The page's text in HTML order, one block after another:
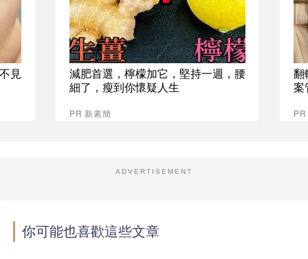
見
減肥首選，檸檬加它，堅持一週，腰
細了，瘦到你懷疑人生
PR 新素簡
翻
案
ADVERTISEMENT
你可能也喜歡這些文章